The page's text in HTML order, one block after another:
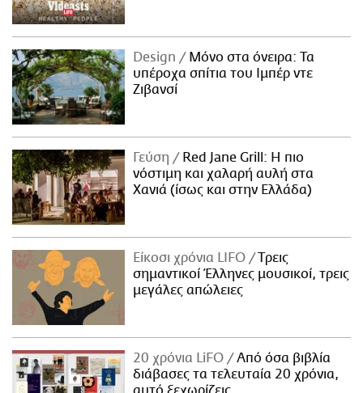
Design
Μόνο στα όνειρα: Τα
υπέροχα σπίτια του Ιμπέρ ντε
Ζιβανσί
Γεύση
Red Jane Grill: Η πιο
νόστιμη και χαλαρή αυλή στα
Χανιά (ίσως και στην Ελλάδα)
Είκοσι χρόνια LIFO
Tρεις
σημαντικοί Έλληνες μουσικοί, τρεις
μεγάλες απώλειες
20 χρόνια LiFO
Από όσα βιβλία
διάβασες τα τελευταία 20 χρόνια,